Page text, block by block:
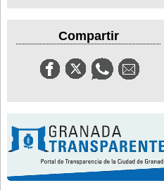
Compartir